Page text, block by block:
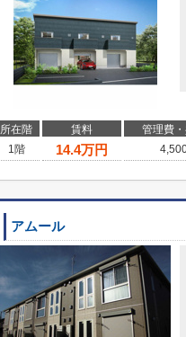
所在階 賃料 管理費
1階
14.4万円
アムール